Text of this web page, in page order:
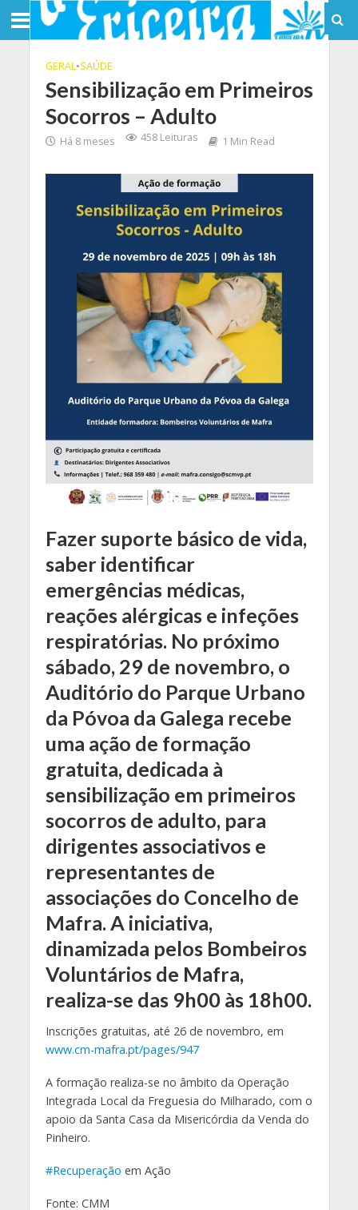
GERAL•SAÚDE
Sensibilização em Primeiros
Socorros – Adulto
Há 8 meses 458 Leituras 1 Min Read
Fazer suporte básico de vida,
saber identificar
emergências médicas,
reações alérgicas e infeções
respiratórias. No próximo
sábado, 29 de novembro, o
Auditório do Parque Urbano
da Póvoa da Galega recebe
uma ação de formação
gratuita, dedicada à
sensibilização em primeiros
socorros de adulto, para
dirigentes associativos e
representantes de
associações do Concelho de
Mafra. A iniciativa,
dinamizada pelos Bombeiros
Voluntários de Mafra,
realiza-se das 9h00 às 18h00.
Inscrições gratuitas, até 26 de novembro, em
www.cm-mafra.pt/pages/947
A formação realiza-se no âmbito da Operação
Integrada Local da Freguesia do Milharado, com o
apoio da Santa Casa da Misericórdia da Venda do
Pinheiro.
#Recuperação em Ação
Fonte: CMM